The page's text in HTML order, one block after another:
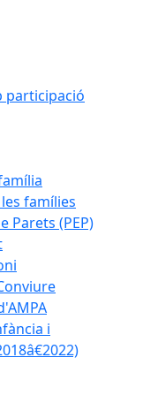
participació
famílies
Parets (PEP)
i